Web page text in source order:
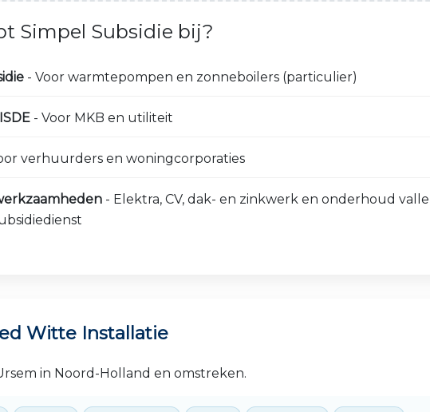
Simpel Subsidie bij?
- Voor warmtepompen en zonneboilers (particulier)
- Voor MKB en utiliteit
verhuurders en woningcorporaties
- Elektra, CV, dak- en zinkwerk en onderhoud
Witte Installatie
in Noord-Holland en omstreken.